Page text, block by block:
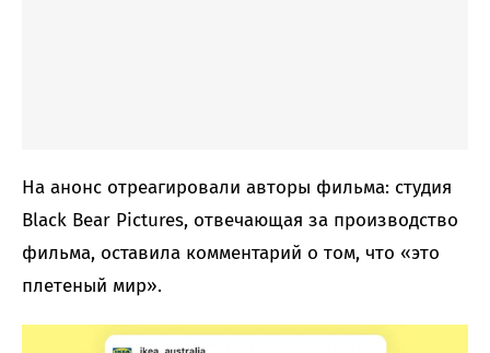
На анонс отреагировали авторы фильма: студия
Black Bear Pictures, отвечающая за производство
фильма, оставила комментарий о том, что «это
плетеный мир».